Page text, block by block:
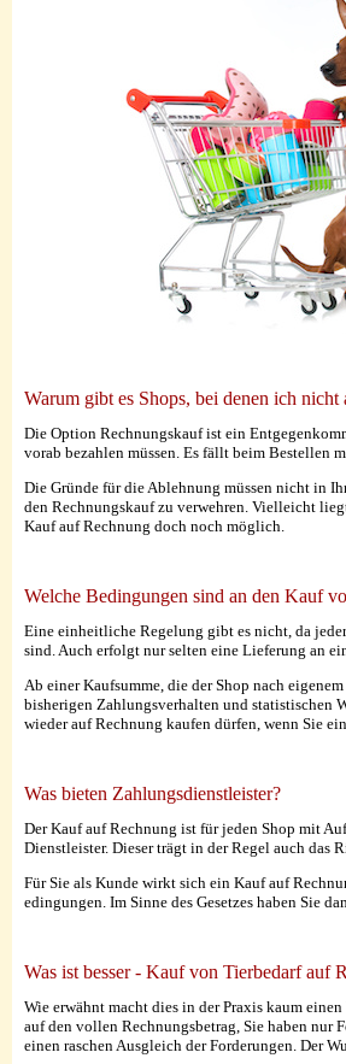
Warum gibt es Shops, bei denen ich
Die Option Rechnungskauf ist ein
vorab bezahlen müssen. Es fällt beim Bestellen
Die Gründe für die Ablehnung müssen nicht in
den Rechnungskauf zu verwehren. Vielleicht
Kauf auf Rechnung doch noch möglich.
Welche Bedingungen sind an den Kauf
Eine einheitliche Regelung gibt es nicht, da
sind. Auch erfolgt nur selten eine Lieferung an
Ab einer Kaufsumme, die der Shop nach
bisherigen Zahlungsverhalten und statistischen
wieder auf Rechnung kaufen dürfen, wenn Sie
Was bieten Zahlungsdienstleister?
Der Kauf auf Rechnung ist für jeden Shop mit
Dienstleister. Dieser trägt in der Regel auch das
Für Sie als Kunde wirkt sich ein Kauf auf
edingungen. Im Sinne des Gesetzes haben Sie
Was ist besser - Kauf von Tierbedarf auf
Wie erwähnt macht dies in der Praxis kaum
auf den vollen Rechnungsbetrag, Sie haben nur
einen raschen Ausgleich der Forderungen. Der